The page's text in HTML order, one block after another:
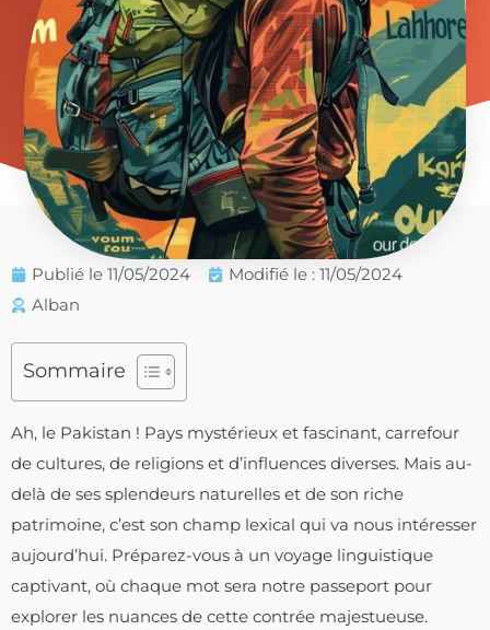
Publié le 11/05/2024
Modifié le : 11/05/2024
Alban
Sommaire
Ah, le Pakistan ! Pays mystérieux et fascinant, carrefour
de cultures, de religions et d’influences diverses. Mais au-
delà de ses splendeurs naturelles et de son riche
patrimoine, c’est son champ lexical qui va nous intéresser
aujourd’hui. Préparez-vous à un voyage linguistique
captivant, où chaque mot sera notre passeport pour
explorer les nuances de cette contrée majestueuse.